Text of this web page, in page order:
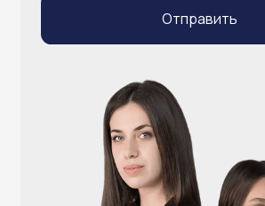
+7 (924) 004-32-01
info@atlantisgr.ooo